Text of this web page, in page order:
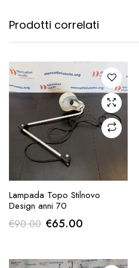
Prodotti correlati
RICHIESTA
Lampada Topo Stilnovo
Design anni 70
€90.00 Il
originale
€65.00Il
attuale